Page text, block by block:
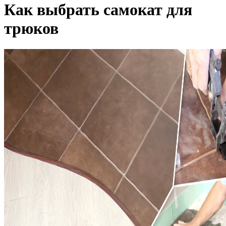
Как выбрать самокат для
трюков